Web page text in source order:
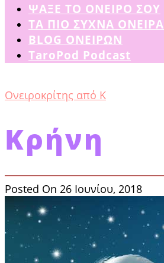
ΨΑΞΕ ΤΟ ΟΝΕΙΡΟ ΣΟΥ
ΤΑ ΠΙΟ ΣΥΧΝΑ ΟΝΕΙΡΑ
BLOG ΟΝΕΙΡΩΝ
TaroPod Podcast
Ονειροκρίτης από Κ
Κρήνη
Posted On 26 Ιουνίου, 2018